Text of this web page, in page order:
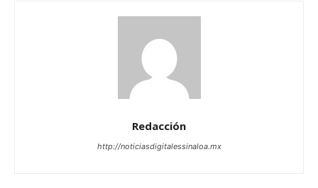
Redacción
http://noticiasdigitalessinaloa.mx